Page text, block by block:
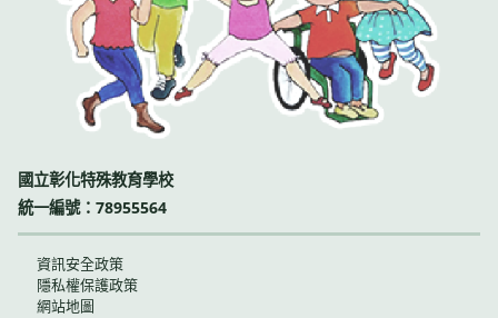
國立彰化特殊教育學校
統一編號：78955564
資訊安全政策
隱私權保護政策
網站地圖